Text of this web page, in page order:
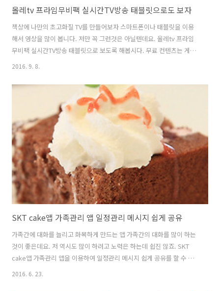
올레tv 프라임무비팩 실시간TV방송 태블릿으로도 보자
책상에 나만의 초고화질 TV를 만들어보자 스마트폰이나 태블릿을 이용
해서 영상을 많이 봅니다. 저만 꼭 그런것은 아닐텐데요. 올레tv 프라임
무비팩 실시간TV방송 태블릿으로 보도록 해봅시다. 무료 컨텐츠는 게다
가 마음것 그냥 재생해서 볼 수 있습니다. 이렇게 무료로 보는것은 화질
라임무비팩을 이용해서 새로 나온 최신 컨텐츠들도 봤는데요. 막 골라서
빠르게 보는 재미가 있네요. 요즘은 집에서 컴퓨터를 안켜고 스마트폰으
로 컨텐츠를 소비하는 비중이 높아졌습니다. 그러면서 좀 더 컨텐츠를 쉽
게 즐기는것에 익숙해져 있는데요. 올레tv 프라임무비팩 실시간TV방송
태블릿으로도 보자 TV를 보는것도 그렇고 컨텐츠를 보는것도 그렇습니
다. 집에오면 TV를..
2016. 9. 8.
SKT cake앱 가족관리 앱 일정관리 메시지 쉽게 공유
가족간에 대화를 늘리고 화목하게 만드는 앱 가족간의 대화를 많이 하는
것이 좋은데요. 저 역시도 많이 하려고 노력은 하는데 쉽진 않죠. SKT
cake앱 가족관리 앱을 이용하여 일정관리 메시지 쉽게 공유를 할 수 있
2016. 6. 23.